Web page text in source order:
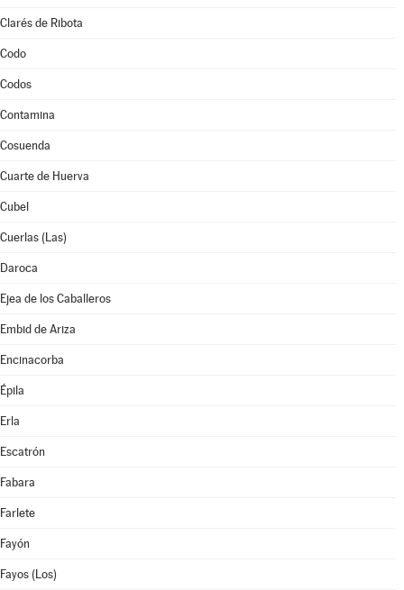
Clarés de Ribota
Codo
Codos
Contamina
Cosuenda
Cuarte de Huerva
Cubel
Cuerlas (Las)
Daroca
Ejea de los Caballeros
Embid de Ariza
Encinacorba
Épila
Erla
Escatrón
Fabara
Farlete
Fayón
Fayos (Los)